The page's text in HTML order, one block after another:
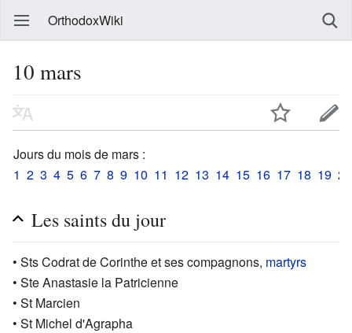
OrthodoxWiki
10 mars
Jours du mois de mars :
1 2 3 4 5 6 7 8 9 10 11 12 13 14 15 16 17 18 19 20
Les saints du jour
• Sts Codrat de Corinthe et ses compagnons, martyrs
• Ste Anastasie la Patricienne
• St Marcien
• St Michel d'Agrapha